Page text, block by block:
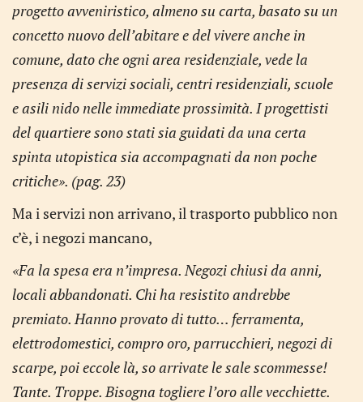
progetto avveniristico, almeno su carta, basato su un
concetto nuovo dell’abitare e del vivere anche in
comune, dato che ogni area residenziale, vede la
presenza di servizi sociali, centri residenziali, scuole
e asili nido nelle immediate prossi­mità. I progettisti
del quartiere sono stati sia guidati da una certa
spinta utopistica sia accompagnati da non poche
critiche». (pag. 23)
Ma i servizi non arrivano, il trasporto pubblico non
c’è, i negozi mancano,
«Fa la spesa era n’impresa. Negozi chiusi da anni,
locali abbandonati. Chi ha resistito andrebbe
premiato. Hanno provato di tutto… ferramenta,
elettrodomestici, compro oro, parrucchieri, negozi di
scarpe, poi eccole là, so arrivate le sale scommesse!
Tante. Troppe. Bisogna togliere l’oro alle vecchiette.